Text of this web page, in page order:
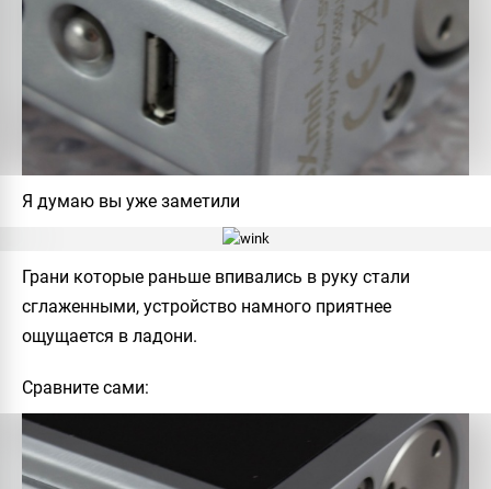
Я думаю вы уже заметили
Грани которые раньше впивались в руку стали
сглаженными, устройство намного приятнее
ощущается в ладони.
Сравните сами: